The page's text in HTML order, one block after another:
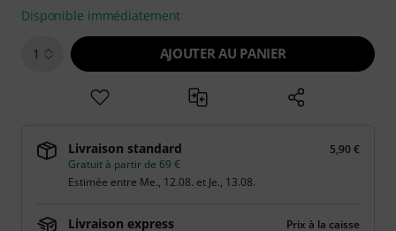
Disponible immédiatement
1 AJOUTER AU PANIER
Livraison standard
5,90 €
Gratuit à partir de 69 €
Estimée entre Me., 12.08. et Je., 13.08.
Livraison express
Prix à la caisse